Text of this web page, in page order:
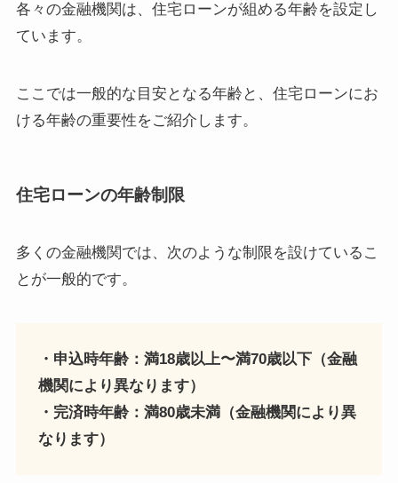
各々の金融機関は、住宅ローンが組める年齢を設定し
ています。
ここでは一般的な目安となる年齢と、住宅ローンにお
ける年齢の重要性をご紹介します。
住宅ローンの年齢制限
多くの金融機関では、次のような制限を設けているこ
とが一般的です。
・申込時年齢：満18歳以上〜満70歳以下（金融
機関により異なります）
・完済時年齢：満80歳未満（金融機関により異
なります）